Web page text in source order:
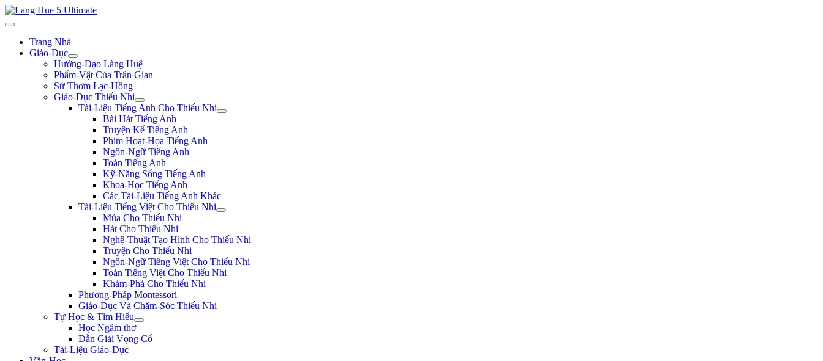
Trang Nhà
Giáo-Dục
Hướng-Đạo Làng Huệ
Phẩm-Vật Của Trân Gian
Sử Thơm Lạc-Hồng
Giáo-Dục Thiếu Nhi
Tài-Liệu Tiếng Anh Cho Thiếu Nhi
Bài Hát Tiếng Anh
Truyện Kể Tiếng Anh
Phim Hoạt-Họa Tiếng Anh
Ngôn-Ngữ Tiếng Anh
Toán Tiếng Anh
Kỹ-Năng Sống Tiếng Anh
Khoa-Học Tiếng Anh
Các Tài-Liệu Tiếng Anh Khác
Tài-Liệu Tiếng Việt Cho Thiếu Nhi
Múa Cho Thiếu Nhi
Hát Cho Thiếu Nhi
Nghệ-Thuật Tạo Hình Cho Thiếu Nhi
Truyện Cho Thiếu Nhi
Ngôn-Ngữ Tiếng Việt Cho Thiếu Nhi
Toán Tiếng Việt Cho Thiếu Nhi
Khám-Phá Cho Thiếu Nhi
Phương-Pháp Montessori
Giáo-Dục Và Chăm-Sóc Thiếu Nhi
Tự Học & Tìm Hiểu
Học Ngâm thơ
Dẫn Giải Vọng Cổ
Tài-Liệu Giáo-Dục